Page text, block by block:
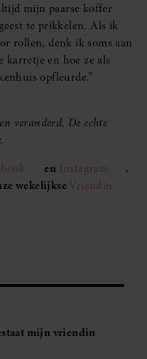
mijn paarse koffer
te prikkelen. Als ik
rollen, denk ik soms aan
en hoe ze als
opfleurde.”
veranderd, De echte
en Instagram
.
wekelijkseVriendin
mijn vriendin